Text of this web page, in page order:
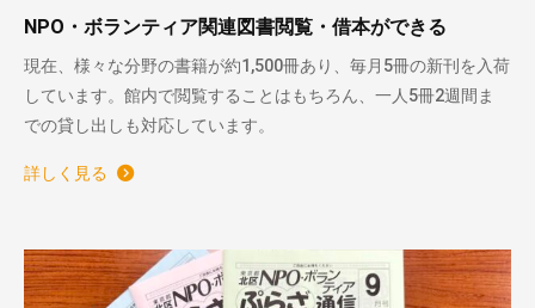
NPO・ボランティア関連図書閲覧・借本ができる
現在、様々な分野の書籍が約1,500冊あり、毎月5冊の新刊を入荷
しています。館内で閲覧することはもちろん、一人5冊2週間ま
での貸し出しも対応しています。
詳しく見る